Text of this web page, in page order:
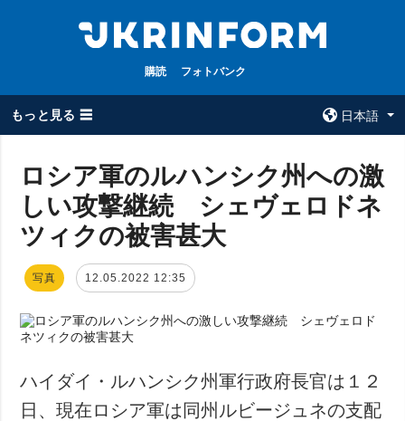
購読 フォトバンク
もっと見る ☰
日本語
全てのトピック
戦争
政治
経済・復興
防衛
社会・文化
スポーツ
ウクルインフォ
ルム
ロシア軍のルハンシク州への激
しい攻撃継続 シェヴェロドネ
ツィクの被害甚大
写真 12.05.2022 12:35
ハイダイ・ルハンシク州軍行政府長官は１２
日、現在ロシア軍は同州ルビージュネの支配